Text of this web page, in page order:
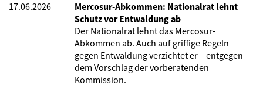
17.06.2026
Mercosur-Abkommen: Nationalrat lehnt
Schutz vor Entwaldung ab
Der Nationalrat lehnt das Mercosur-
Abkommen ab. Auch auf griffige Regeln
gegen Entwaldung verzichtet er – entgegen
dem Vorschlag der vorberatenden
Kommission.